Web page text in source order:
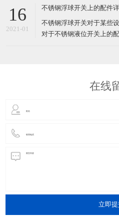
单，使用方便。其最主要
提到过正在进行高温浮球
众诚电子终于研制
16
2021-01
不锈钢浮球开关上的配件
不锈钢浮球开关对于某些
对于不锈钢液位开关上的
一，它属于玻璃管原件
在线
立即